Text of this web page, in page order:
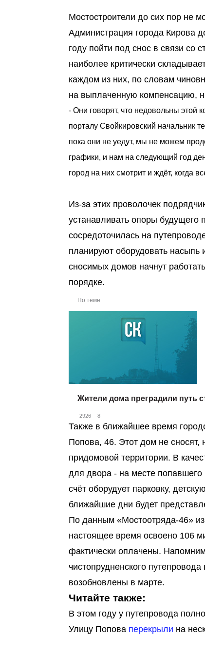
Мостостроители до сих пор не
Администрация города Кирова
году пойти под снос в связи со
наиболее критически
каждом из них, по словам
на выплаченную компенсацию,
- Они говорят, что недовольны этой
порталу Свойкировский начальник
пока они не уедут, мы не можем
графики, и нам на следующий год
город на них смотрит и ждёт, когда
Из-за этих проволочек
устанавливать опоры будущего
сосредоточилась на
планируют оборудовать
сносимых домов начнут
порядке.
По теме
Жители дома преградили путь
2926 8
Также в ближайшее время
Попова, 46. Этот дом не сносят,
придомовой территории. В
для двора - на месте
счёт оборудует парковку,
ближайшие дни будет
По данным «Мостоотряда-46»
настоящее время освоено 106
фактически оплачены.
чистопрудненского
возобновлены в марте.
Читайте также:
В этом году у путепровода
Улицу Попова перекрыли на